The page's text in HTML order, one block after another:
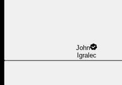
John
Igralec